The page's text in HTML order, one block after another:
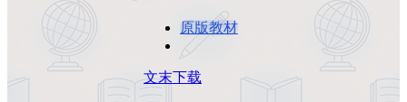
原版教材
文末下载